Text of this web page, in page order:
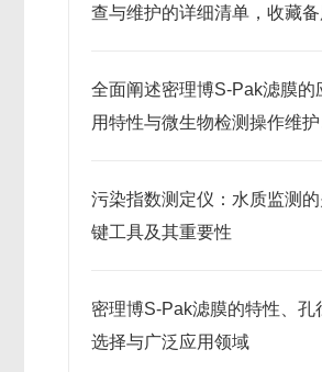
查与维护的详细清单，收藏备
全面阐述密理博S-Pak滤膜的
用特性与微生物检测操作维护
污染指数测定仪：水质监测的
键工具及其重要性
密理博S-Pak滤膜的特性、孔
选择与广泛应用领域